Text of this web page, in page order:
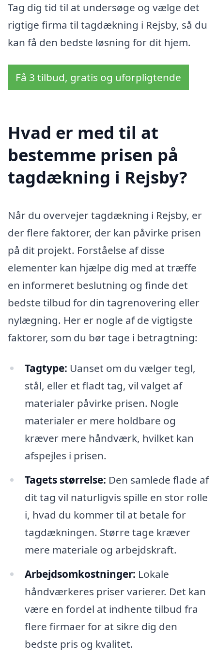
Tag dig tid til at undersøge og vælge det
rigtige firma til tagdækning i Rejsby, så du
kan få den bedste løsning for dit hjem.
Få 3 tilbud, gratis og uforpligtende
Hvad er med til at
bestemme prisen på
tagdækning i Rejsby?
Når du overvejer tagdækning i Rejsby, er
der flere faktorer, der kan påvirke prisen
på dit projekt. Forståelse af disse
elementer kan hjælpe dig med at træffe
en informeret beslutning og finde det
bedste tilbud for din tagrenovering eller
nylægning. Her er nogle af de vigtigste
faktorer, som du bør tage i betragtning:
Tagtype: Uanset om du vælger tegl,
stål, eller et fladt tag, vil valget af
materialer påvirke prisen. Nogle
materialer er mere holdbare og
kræver mere håndværk, hvilket kan
afspejles i prisen.
Tagets størrelse: Den samlede flade af
dit tag vil naturligvis spille en stor rolle
i, hvad du kommer til at betale for
tagdækningen. Større tage kræver
mere materiale og arbejdskraft.
Arbejdsomkostninger: Lokale
håndværkeres priser varierer. Det kan
være en fordel at indhente tilbud fra
flere firmaer for at sikre dig den
bedste pris og kvalitet.